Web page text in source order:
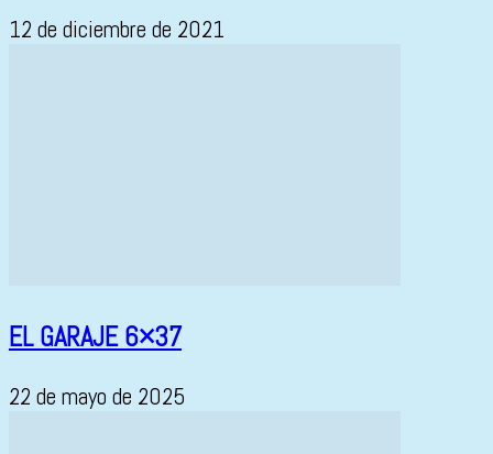
12 de diciembre de 2021
EL GARAJE 6×37
22 de mayo de 2025